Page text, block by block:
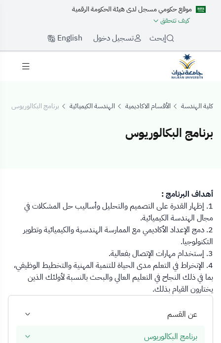
موقع حكومي مسجل لدى هيئة الحكومة الرقمية
كيف تتحقق
إبحث تسجيل دخول English
كلية الهندسة الأقسام الاكاديمية الهندسة الكيميائية برنامج البكالوريوس
برنامج البكالوريوس
برنامج البكالوريوس
عن القسم
برنامج البكالوريوس
أهداف البرنامج :
1. إظهار القدرة على التصميم والتحليل وأساليب حل المشكلات في
مجال الهندسة الكيميائية.
2. دمج الإعداد الأكاديمي مع الممارسة الهندسية والكيميائية وتطوير
التكنولوجيا.
3. إستخدام مهارات الإتصال بفعالية.
4. الإنخراط في التعلم مدى الحياة للتنمية المهنية والتخطيط الوظيفي،
بما في ذلك النجاح في التعليم العالي والبحث بالنسبة لأولئك الذين
يختارون القيام بذلك.